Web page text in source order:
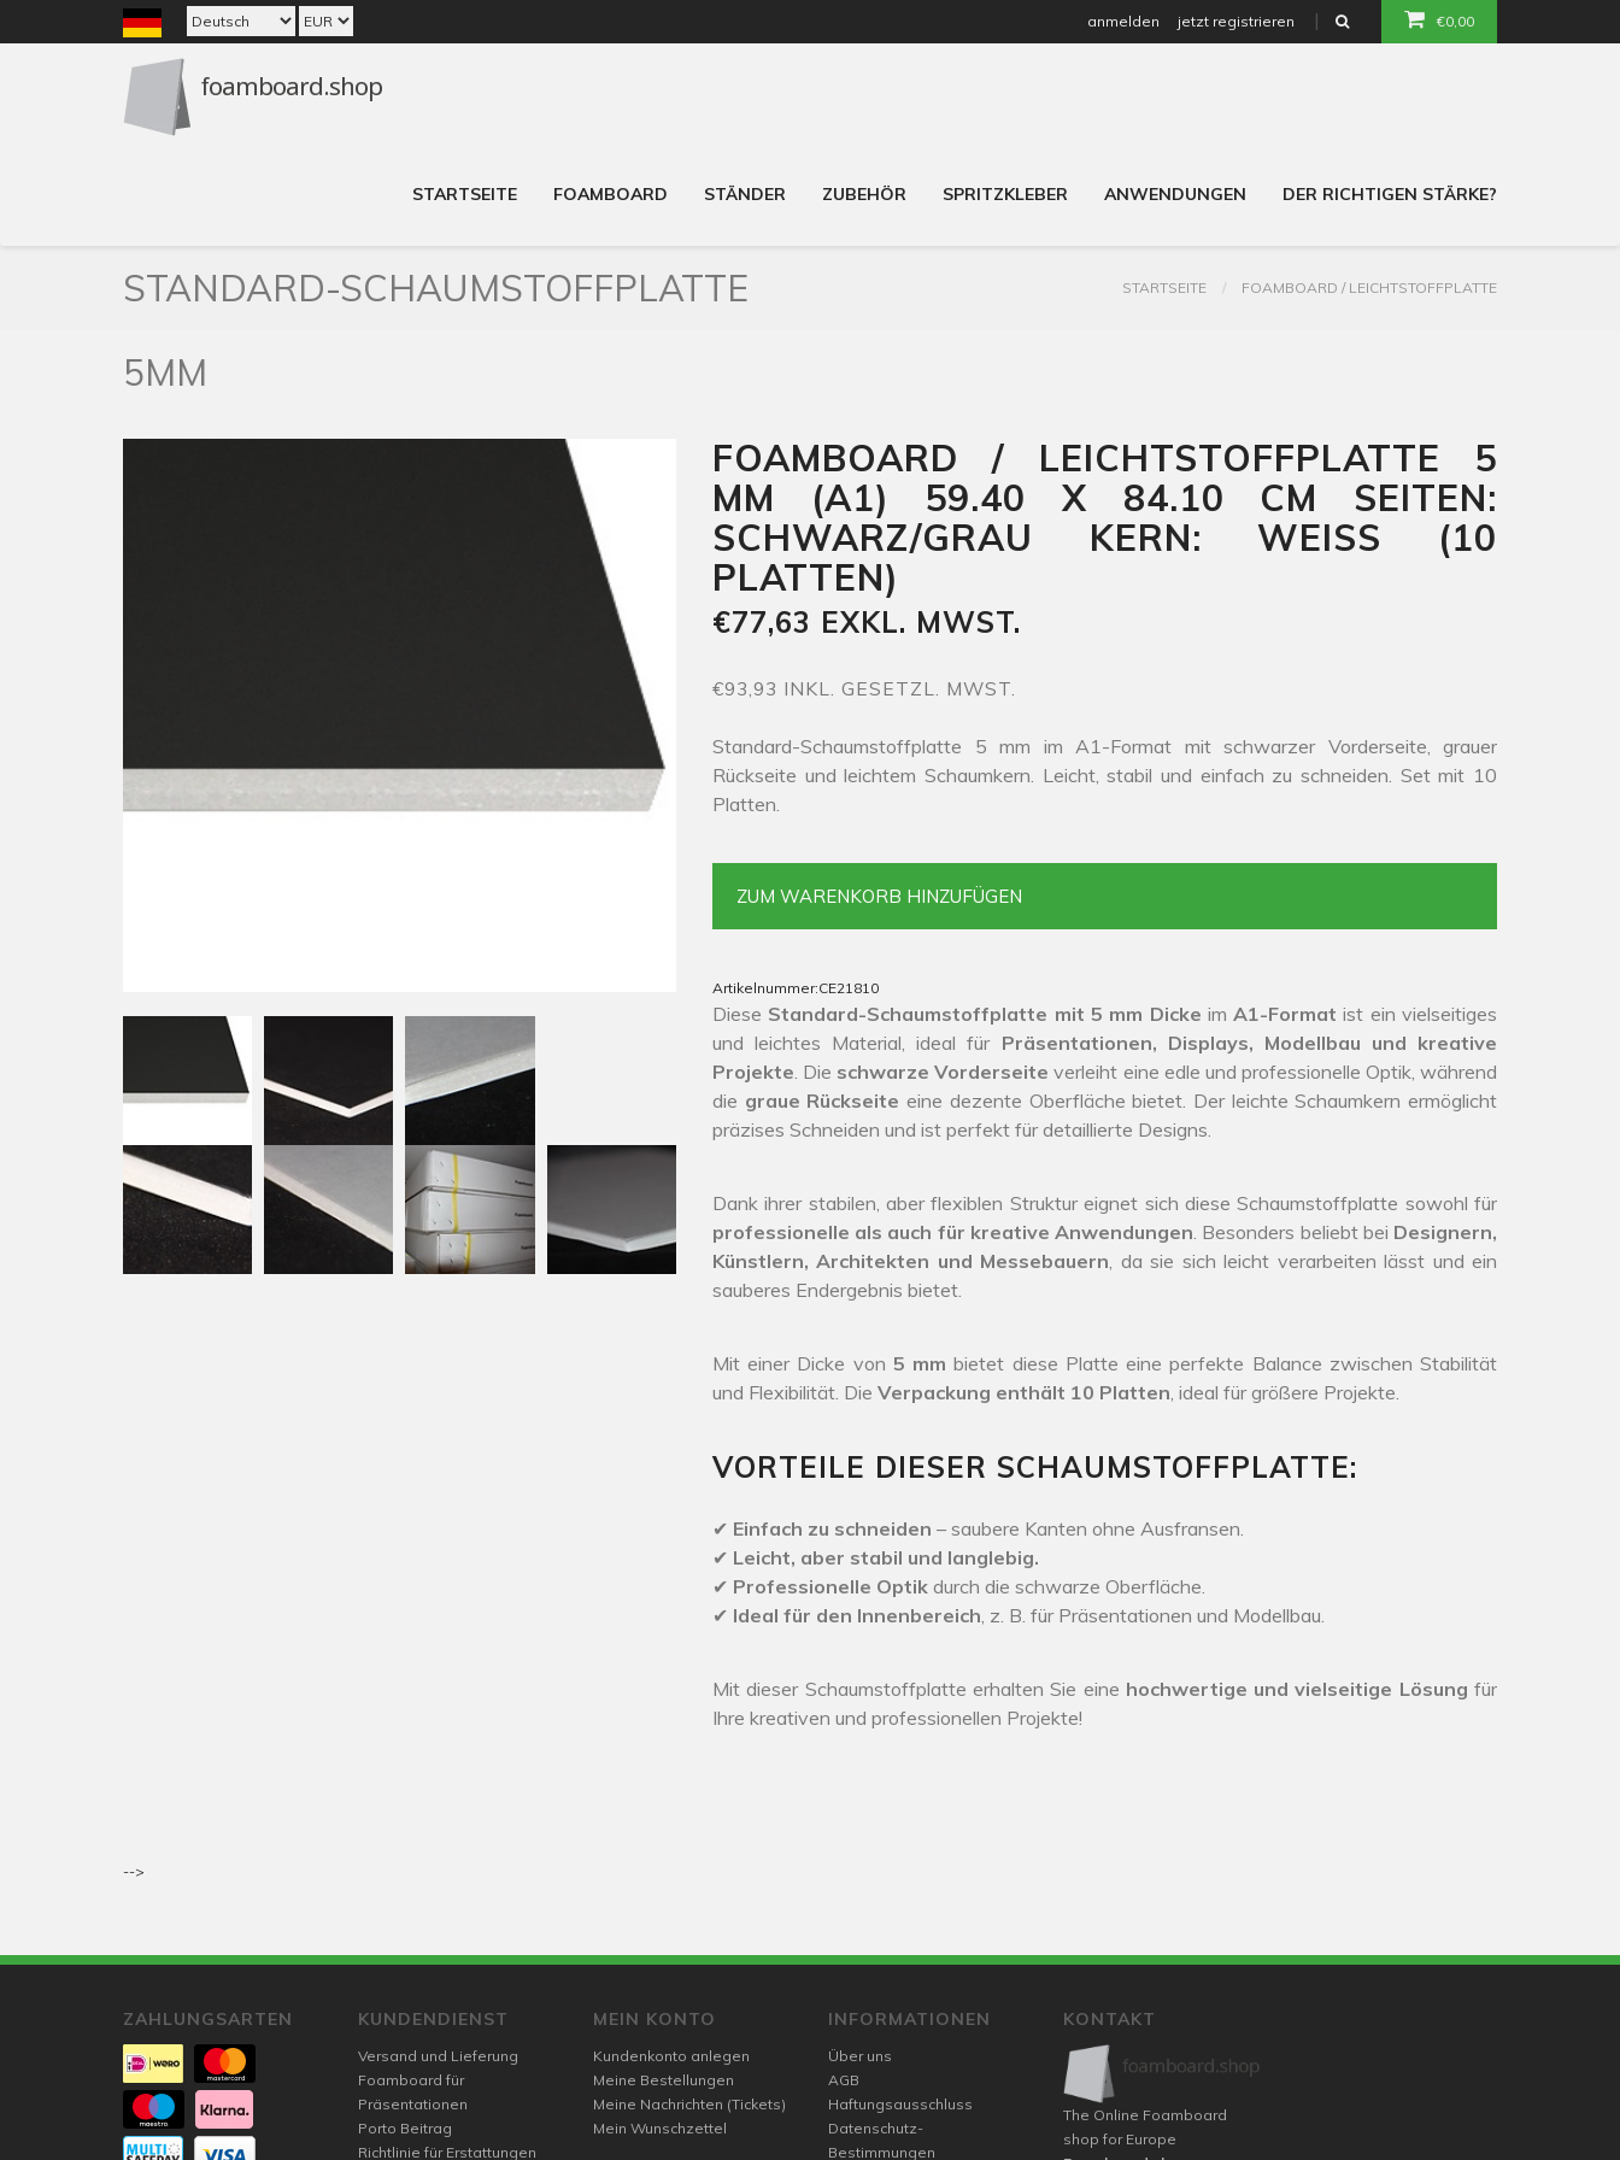
anmelden jetzt registrieren €0,00
STARTSEITE FOAMBOARD STÄNDER ZUBEHÖR SPRITZKLEBER ANWENDUNGEN DER RICHTIGEN STÄRKE?
STANDARD-SCHAUMSTOFFPLATTE
5MM
STARTSEITE FOAMBOARD / LEICHTSTOFFPLATTE
FOAMBOARD / LEICHTSTOFFPLATTE 5
MM (A1) 59.40 X 84.10 CM SEITEN:
SCHWARZ/GRAU KERN: WEISS (10
PLATTEN)
€77,63 EXKL. MWST.
€93,93 INKL. GESETZL. MWST.
Standard-Schaumstoffplatte 5 mm im A1-Format mit schwarzer Vorderseite, grauer
Rückseite und leichtem Schaumkern. Leicht, stabil und einfach zu schneiden. Set mit 10
Platten.
ZUM WARENKORB HINZUFÜGEN
Artikelnummer:CE21810
Diese Standard-Schaumstoffplatte mit 5 mm Dicke imA1-Format ist ein vielseitiges
und leichtes Material, ideal für Präsentationen, Displays, Modellbau und kreative
Projekte. Die schwarze Vorderseite verleiht eine edle und professionelle Optik, während
die graue Rückseite eine dezente Oberfläche bietet. Der leichte Schaumkern ermöglicht
präzises Schneiden und ist perfekt für detaillierte Designs.
Dank ihrer stabilen, aber flexiblen Struktur eignet sich diese Schaumstoffplatte sowohl für
professionelle als auch für kreative Anwendungen. Besonders beliebt bei Designern,
Künstlern, Architekten und Messebauern, da sie sich leicht verarbeiten lässt und ein
sauberes Endergebnis bietet.
Mit einer Dicke von 5 mm bietet diese Platte eine perfekte Balance zwischen Stabilität
und Flexibilität. Die Verpackung enthält 10 Platten, ideal für größere Projekte.
VORTEILE DIESER SCHAUMSTOFFPLATTE:
✔ Einfach zu schneiden – saubere Kanten ohne Ausfransen.
✔ Leicht, aber stabil und langlebig.
✔ Professionelle Optik durch die schwarze Oberfläche.
✔ Ideal für den Innenbereich, z. B. für Präsentationen und Modellbau.
Mit dieser Schaumstoffplatte erhalten Sie eine hochwertige und vielseitige Lösung für
Ihre kreativen und professionellen Projekte!
-->
ZAHLUNGSARTEN KUNDENDIENST
Versand und Lieferung
Foamboard für
Präsentationen
Porto Beitrag
Richtlinie für Erstattungen
MEIN KONTO
Kundenkonto anlegen
Meine Bestellungen
Meine Nachrichten (Tickets)
Mein Wunschzettel
INFORMATIONEN
Über uns
AGB
Haftungsausschluss
Datenschutz-
Bestimmungen
KONTAKT
The Online Foamboard
shop for Europe